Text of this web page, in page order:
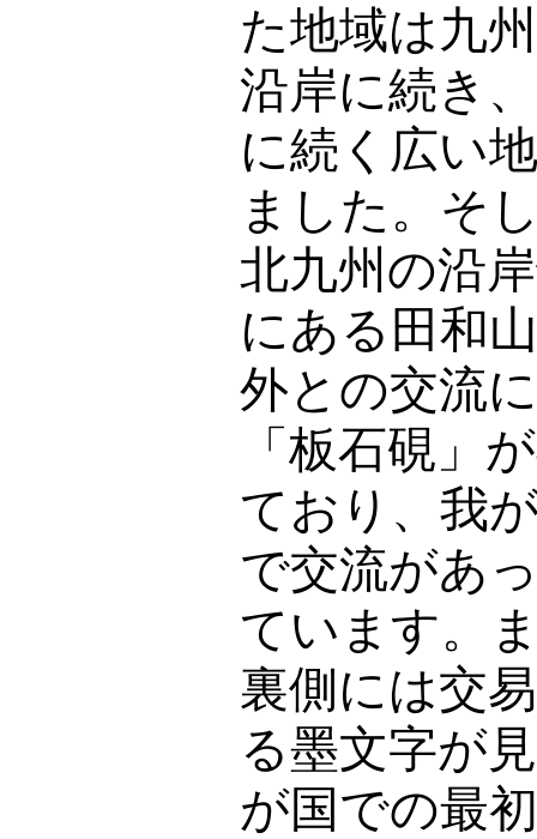
た地域は九
沿岸に続き
に続く広い
ました。そ
北九州の沿
にある田和
外との交流
「板石硯」が
ており、我
で交流があ
ています。
裏側には交
る墨文字が
が国での最